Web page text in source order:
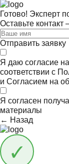
Готово! Эксперт
Оставьте
Отправить заявку
Я даю согласие
соответствии с
и Согласием на
Я согласен
материалы
← Назад